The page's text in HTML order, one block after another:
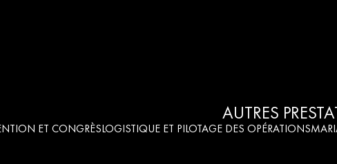
AUTRES
ET CONGRÈSLOGISTIQUE ET PILOTAGE DES OPÉRATIONS